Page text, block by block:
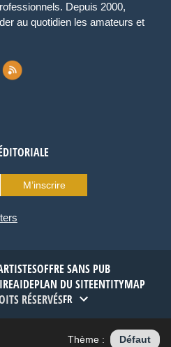
Depuis 2000,
au quotidien les amateurs et
M’inscrire
OFFRE SANS PUB
AIDEPLAN DU SITEENTITYMAP
RÉSERVÉSFR
Thème : Défaut